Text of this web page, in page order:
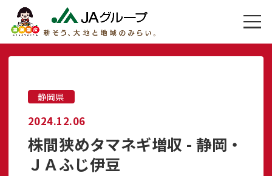
静岡県
2024.12.06
株間狭めタマネギ増収 - 静岡・
ＪＡふじ伊豆